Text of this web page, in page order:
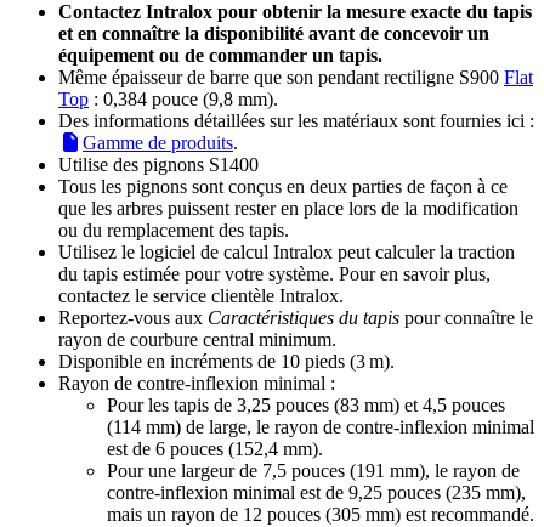
Contactez Intralox pour obtenir la mesure exacte du tapis
et en connaître la disponibilité avant de concevoir un
équipement ou de commander un tapis.
Même épaisseur de barre que son pendant rectiligne S900 Flat
Top : 0,384 pouce (9,8 mm).
Des informations détaillées sur les matériaux sont fournies ici :
Gamme de produits.
Utilise des pignons S1400
Tous les pignons sont conçus en deux parties de façon à ce
que les arbres puissent rester en place lors de la modification
ou du remplacement des tapis.
Utilisez le logiciel de calcul Intralox peut calculer la traction
du tapis estimée pour votre système. Pour en savoir plus,
contactez le service clientèle Intralox.
Reportez-vous aux Caractéristiques du tapis pour connaître le
rayon de courbure central minimum.
Disponible en incréments de 10 pieds (3 m).
Rayon de contre-inflexion minimal :
Pour les tapis de 3,25 pouces (83 mm) et 4,5 pouces
(114 mm) de large, le rayon de contre-inflexion minimal
est de 6 pouces (152,4 mm).
Pour une largeur de 7,5 pouces (191 mm), le rayon de
contre-inflexion minimal est de 9,25 pouces (235 mm),
mais un rayon de 12 pouces (305 mm) est recommandé.